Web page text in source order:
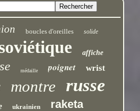
boucles d'oreilles solide
affiche
médaille poignet wrist
montre russe
ukrainien raketa